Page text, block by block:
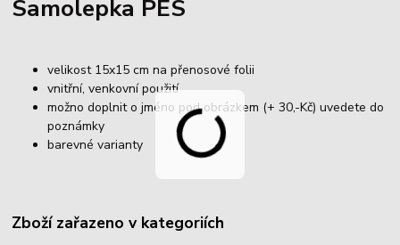
Samolepka PES
velikost 15x15 cm na přenosové folii
vnitřní, venkovní použití
možno doplnit o jméno pod obrázkem (+ 30,-Kč) uvedete do
poznámky
barevné varianty
Zboží zařazeno v kategoriích